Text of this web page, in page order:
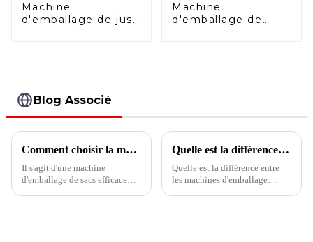
Machine
d'emballage de jus
Machine
d'emballage de
Blog Associé
Comment choisir la machine d'emballage de noix
Il s'agit d'une machine
d'emballage de sacs efficace
Quelle est la différence entre les machines d’emballage verticales et horizontales ?
Quelle est la différence entre
les machines d'emballage